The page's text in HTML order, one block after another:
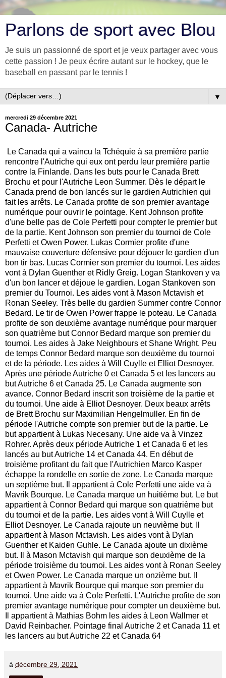
Parlons de sport avec Blou
Je suis un passionné de sport et je veux partager avec vous
cette passion ! Je peux écrire autant sur le hockey, que le
baseball en passant par le tennis !
▼
mercredi 29 décembre 2021
Canada- Autriche
Le Canada qui a vaincu la Tchéquie à sa première partie
rencontre l'Autriche qui eux ont perdu leur première partie
contre la Finlande. Dans les buts pour le Canada Brett
Brochu et pour l'Autriche Leon Summer. Dès le départ le
Canada prend de bon lancés sur le gardien Autrichien qui
fait les arrêts. Le Canada profite de son premier avantage
numérique pour ouvrir le pointage. Kent Johnson profite
d'une belle pas de Cole Perfetti pour compter le premier but
de la partie. Kent Johnson son premier du tournoi de Cole
Perfetti et Owen Power. Lukas Cormier profite d'une
mauvaise couverture défensive pour déjouer le gardien d'un
bon tir bas. Lucas Cormier son premier du tournoi. Les aides
vont à Dylan Guenther et Ridly Greig. Logan Stankoven y va
d'un bon lancer et déjoue le gardien. Logan Stankoven son
premier du Tournoi. Les aides vont à Mason Mctavish et
Ronan Seeley. Très belle du gardien Summer contre Connor
Bedard. Le tir de Owen Power frappe le poteau. Le Canada
profite de son deuxième avantage numérique pour marquer
son quatrième but Connor Bedard marque son premier du
tournoi. Les aides à Jake Neighbours et Shane Wright. Peu
de temps Connor Bedard marque son deuxième du tournoi
et de la période. Les aides à Will Cuylle et Elliot Desnoyer.
Après une période Autriche 0 et Canada 5 et les lancers au
but Autriche 6 et Canada 25. Le Canada augmente son
avance. Connor Bedard inscrit son troisième de la partie et
du tournoi. Une aide à Elliot Desnoyer. Deux beaux arrêts
de Brett Brochu sur Maximilian Hengelmuller. En fin de
période l'Autriche compte son premier but de la partie. Le
but appartient à Lukas Necesany. Une aide va à Vinzez
Rohrer. Après deux période Autriche 1 et Canada 6 et les
lancés au but Autriche 14 et Canada 44. En début de
troisième profitant du fait que l'Autrichien Marco Kasper
échappe la rondelle en sortie de zone. Le Canada marque
un septième but. Il appartient à Cole Perfetti une aide va à
Mavrik Bourque. Le Canada marque un huitième but. Le but
appartient à Connor Bedard qui marque son quatrième but
du tournoi et de la partie. Les aides vont à Will Cuylle et
Elliot Desnoyer. Le Canada rajoute un neuvième but. Il
appartient à Mason Mctavish. Les aides vont à Dylan
Guenther et Kaiden Guhle. Le Canada ajoute un dixième
but. Il à Mason Mctavish qui marque son deuxième de la
période troisième du tournoi. Les aides vont à Ronan Seeley
et Owen Power. Le Canada marque un onzième but. Il
appartient à Mavrik Bourque qui marque son premier du
tournoi. Une aide va à Cole Perfetti. L'Autriche profite de son
premier avantage numérique pour compter un deuxième but.
Il appartient à Mathias Bohm les aides à Leon Wallmer et
David Reinbacher. Pointage final Autriche 2 et Canada 11 et
les lancers au but Autriche 22 et Canada 64
à décembre 29, 2021